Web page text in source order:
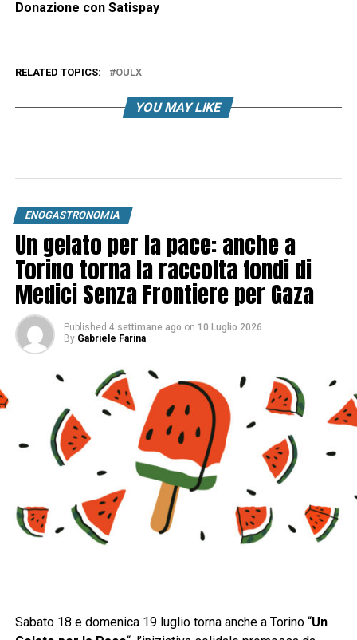
Donazione con Satispay
RELATED TOPICS: OULX
YOU MAY LIKE
ENOGASTRONOMIA
Un gelato per la pace: anche a
Torino torna la raccolta fondi di
Medici Senza Frontiere per Gaza
Published 4 settimane ago on 10 Luglio 2026
By Gabriele Farina
Sabato 18 e domenica 19 luglio torna anche a Torino “Un